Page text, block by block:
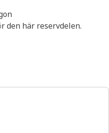
här reservdelen.